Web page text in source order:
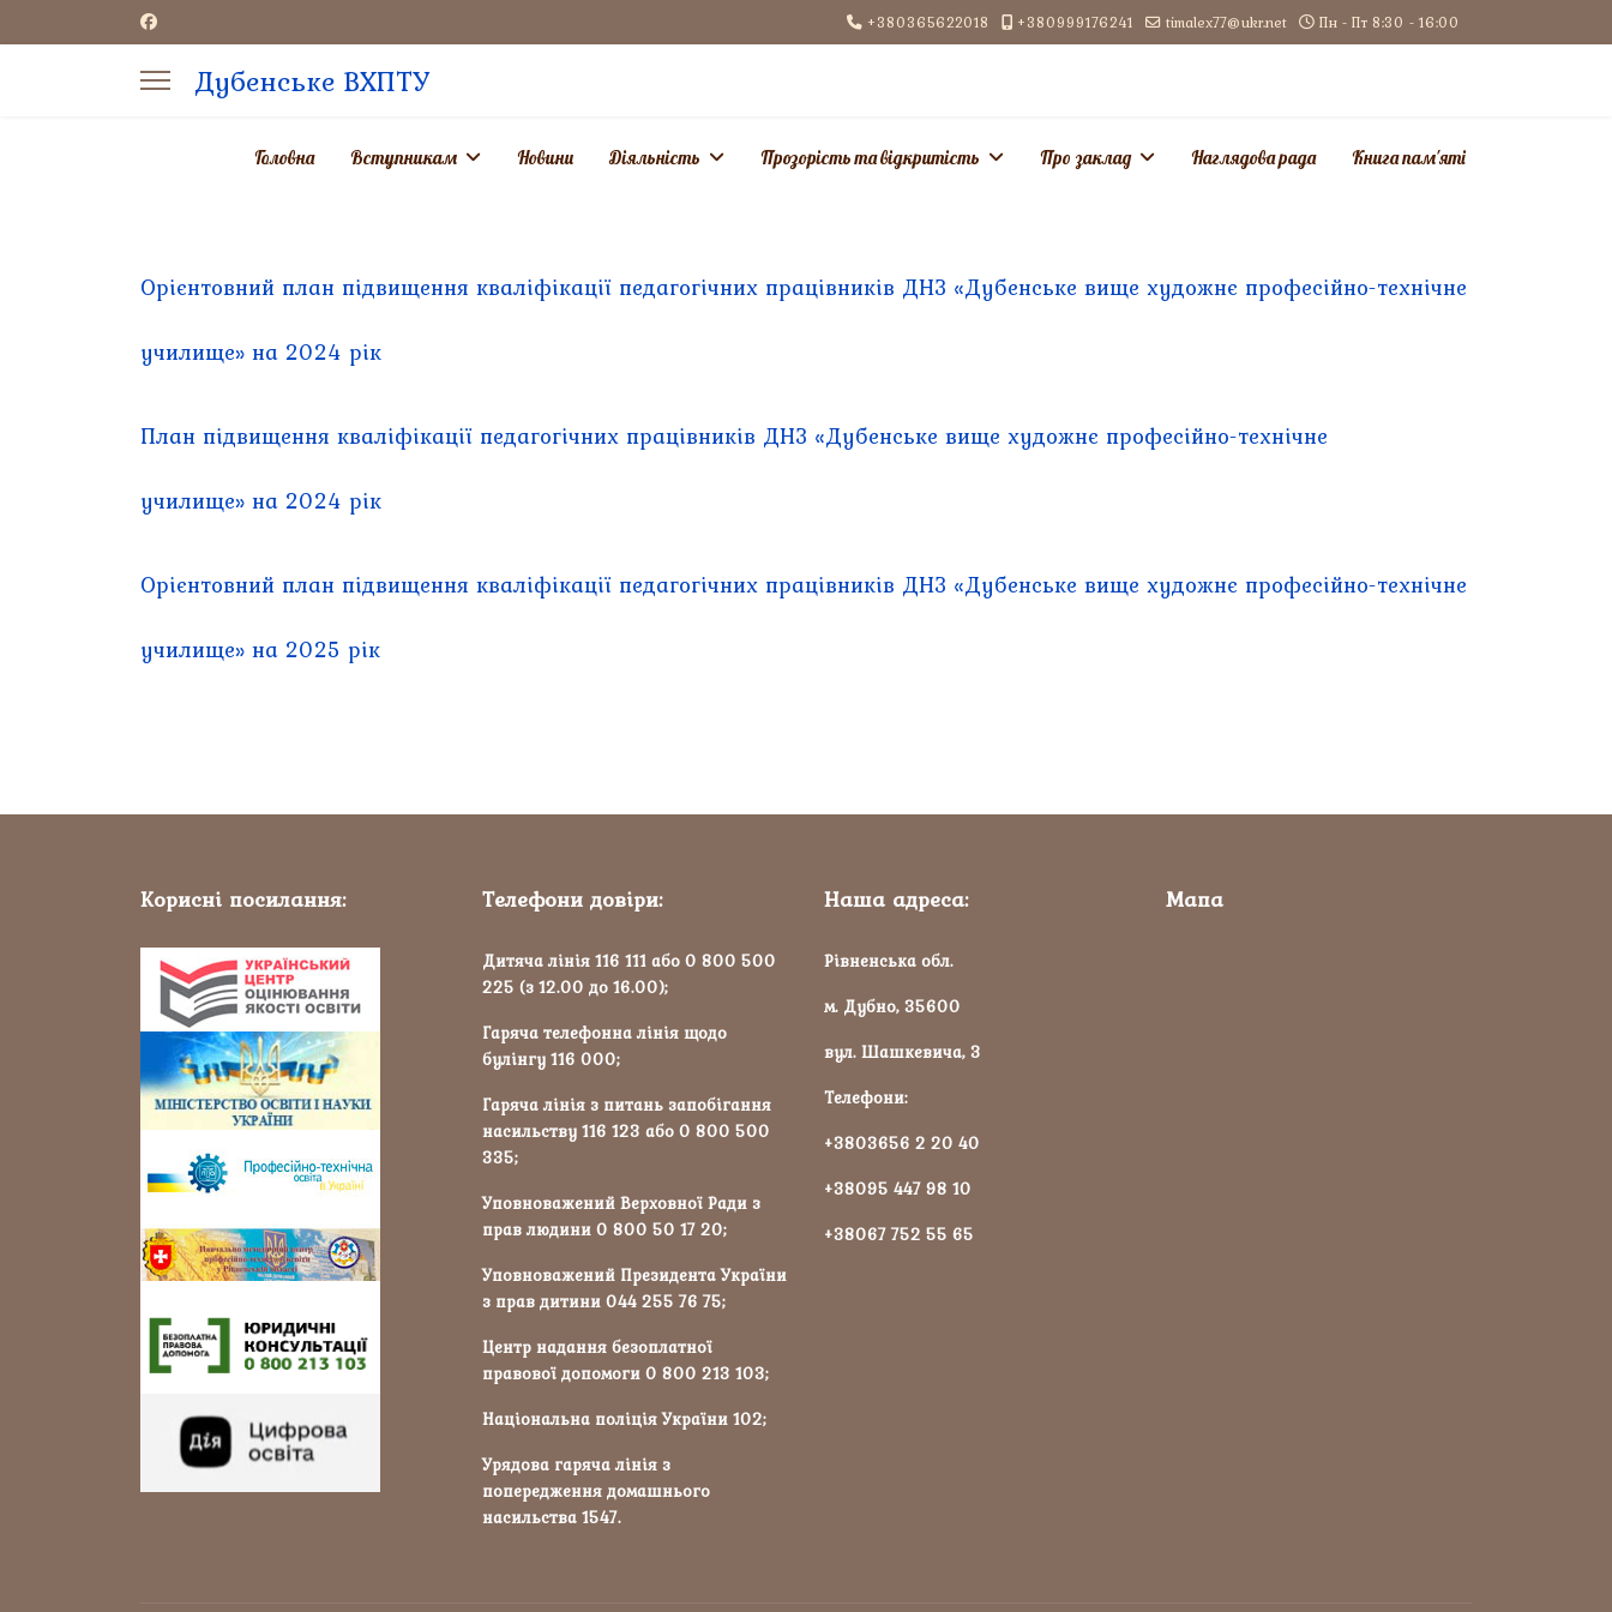
+380365622018 +380999176241 timalex77@ukr.net Пн - Пт 8:30 - 16:00
Дубенське ВХПТУ
Головна Вступникам Новини Діяльність Прозорість та відкритість Про заклад Наглядова рада Книга пам'яті
Орієнтовний план підвищення кваліфікації педагогічних працівників ДНЗ «Дубенське вище художнє професійно-технічне
училище» на 2024 рік
План підвищення кваліфікації педагогічних працівників ДНЗ «Дубенське вище художнє професійно-технічне
училище» на 2024 рік
Орієнтовний план підвищення кваліфікації педагогічних працівників ДНЗ «Дубенське вище художнє професійно-технічне
училище» на 2025 рік
Корисні посилання: Телефони довіри:
Дитяча лінія 116 111 або 0 800 500
225 (з 12.00 до 16.00);
Гаряча телефонна лінія щодо
булінгу 116 000;
Гаряча лінія з питань запобігання
насильству 116 123 або 0 800 500
335;
Уповноважений Верховної Ради з
прав людини 0 800 50 17 20;
Уповноважений Президента України
з прав дитини 044 255 76 75;
Центр надання безоплатної
правової допомоги 0 800 213 103;
Національна поліція України 102;
Урядова гаряча лінія з
попередження домашнього
насильства 1547.
Наша адреса:
Рівненська обл.
м. Дубно, 35600
вул. Шашкевича, 3
Телефони:
+3803656 2 20 40
+38095 447 98 10
+38067 752 55 65
Мапа
for results.